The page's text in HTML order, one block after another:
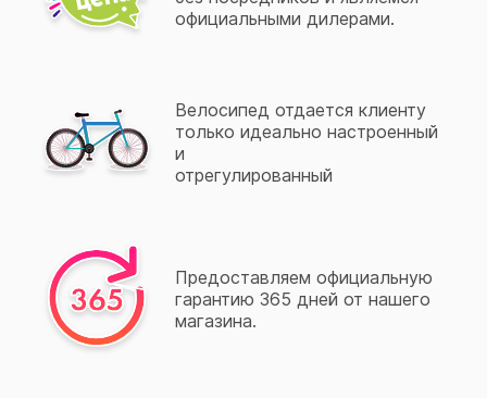
официальными дилерами.
Велосипед отдается клиенту
только идеально настроенный
и
отрегулированный
Предоставляем официальную
гарантию 365 дней от нашего
магазина.